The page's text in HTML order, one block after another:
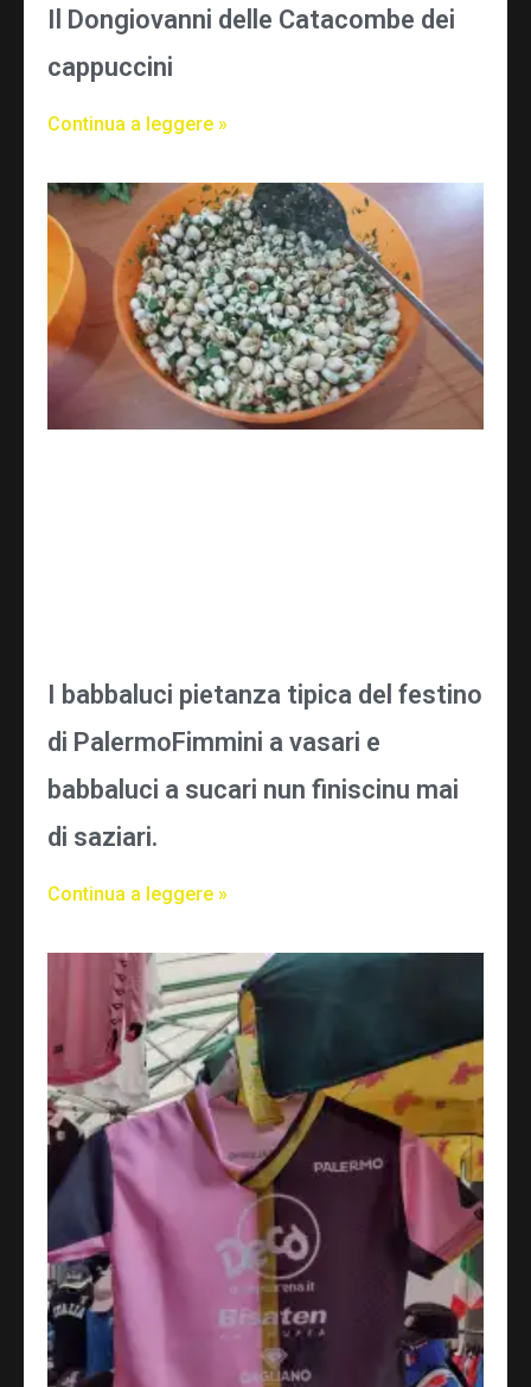
Il Dongiovanni delle Catacombe dei
cappuccini
Continua a leggere »
I babbaluci pietanza tipica del festino
di PalermoFimmini a vasari e
babbaluci a sucari nun finiscinu mai
di saziari.
Continua a leggere »